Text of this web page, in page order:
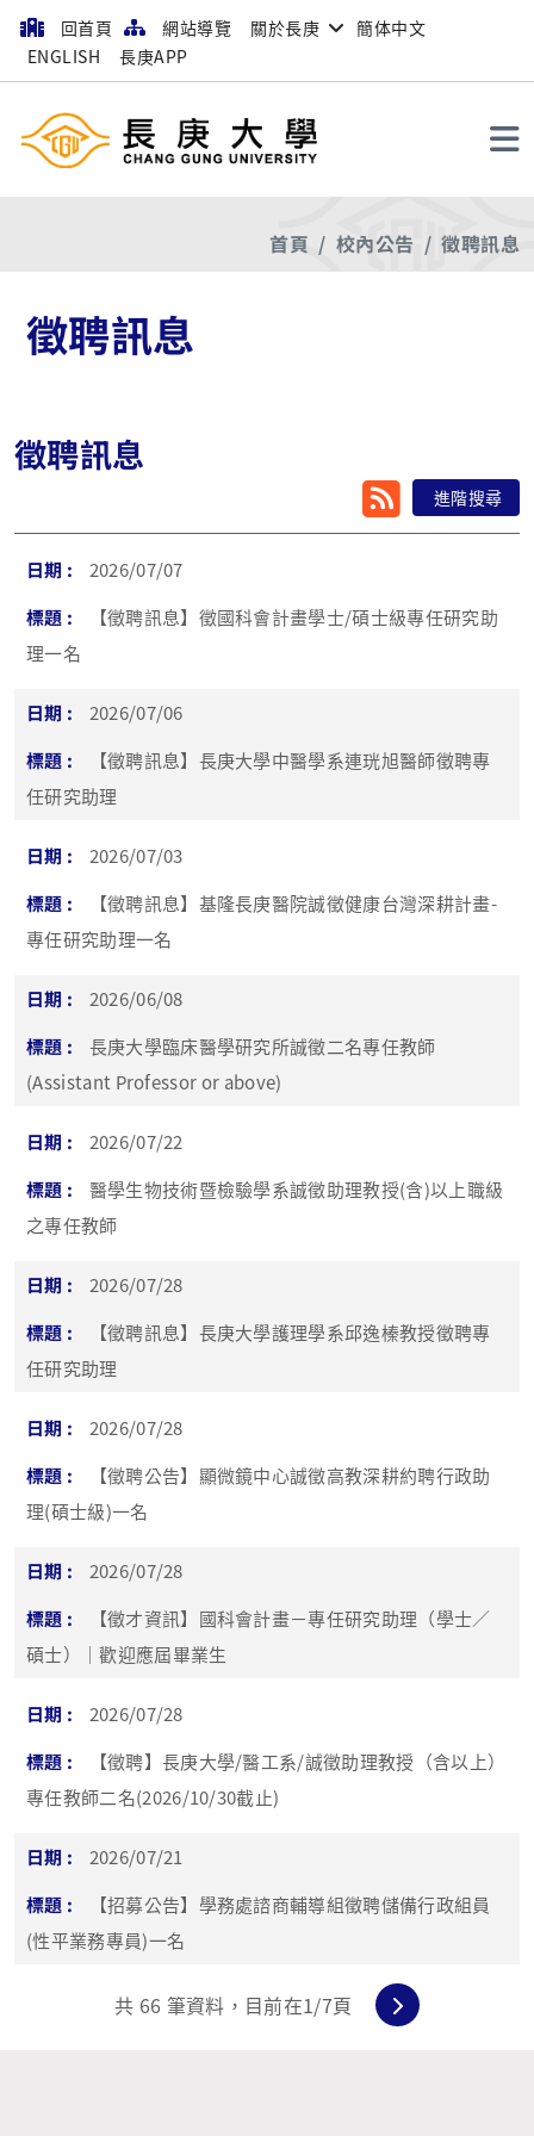
回首頁 網站導覽 關於長庚
簡体中文
ENGLISH
長庚APP
首頁 校內公告 徵聘訊息
徵聘訊息
徵聘訊息
RSS 進階搜尋
2026/07/07
【徵聘訊息】徵國科會計畫學士/碩士級專任研究助
理一名
2026/07/06
【徵聘訊息】長庚大學中醫學系連珖旭醫師徵聘專
任研究助理
2026/07/03
【徵聘訊息】基隆長庚醫院誠徵健康台灣深耕計畫-
專任研究助理一名
2026/06/08
長庚大學臨床醫學研究所誠徵二名專任教師
(Assistant Professor or above)
2026/07/22
醫學生物技術暨檢驗學系誠徵助理教授(含)以上職級
之專任教師
2026/07/28
【徵聘訊息】長庚大學護理學系邱逸榛教授徵聘專
任研究助理
2026/07/28
【徵聘公告】顯微鏡中心誠徵高教深耕約聘行政助
理(碩士級)一名
2026/07/28
【徵才資訊】國科會計畫－專任研究助理（學士／
碩士）｜歡迎應屆畢業生
2026/07/28
【徵聘】長庚大學/醫工系/誠徵助理教授（含以上）
專任教師二名(2026/10/30截止)
2026/07/21
【招募公告】學務處諮商輔導組徵聘儲備行政組員
(性平業務專員)一名
共 66 筆資料，目前在1/7頁